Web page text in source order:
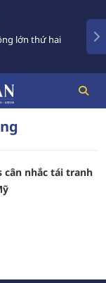
lớn thứ hai
cân nhắc tái tranh